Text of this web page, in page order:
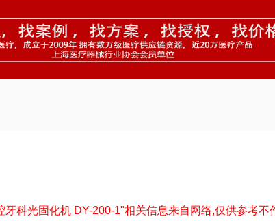
牙科光固化机 DY-200-1"相关信息来自网络,仅供参考不